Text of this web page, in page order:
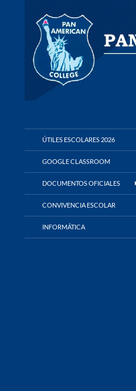
ÚTILES ESCOLARES 2026
GOOGLE CLASSROOM
DOCUMENTOS OFICIALES
CONVIVENCIA ESCOLAR
INFORMÁTICA